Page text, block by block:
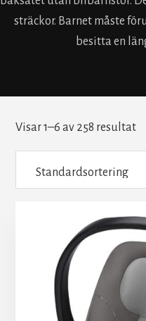
sträckor. Barnet måste
besitta en
Visar 1–6 av 258 resultat